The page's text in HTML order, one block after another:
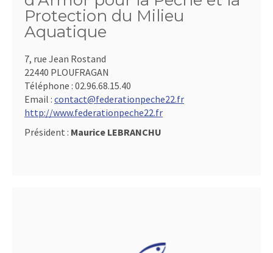
Protection du Milieu
Aquatique
7, rue Jean Rostand
22440 PLOUFRAGAN
Téléphone : 02.96.68.15.40
Email : contact@federationpeche22.fr
http://www.federationpeche22.fr
Président : Maurice LEBRANCHU